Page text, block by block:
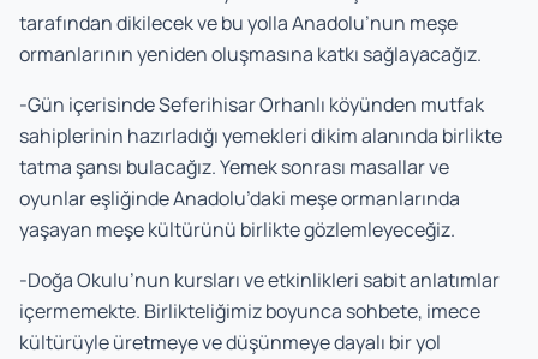
tarafından dikilecek ve bu yolla Anadolu’nun meşe
ormanlarının yeniden oluşmasına katkı sağlayacağız.
-Gün içerisinde Seferihisar Orhanlı köyünden mutfak
sahiplerinin hazırladığı yemekleri dikim alanında birlikte
tatma şansı bulacağız. Yemek sonrası masallar ve
oyunlar eşliğinde Anadolu’daki meşe ormanlarında
yaşayan meşe kültürünü birlikte gözlemleyeceğiz.
-Doğa Okulu’nun kursları ve etkinlikleri sabit anlatımlar
içermemekte. Birlikteliğimiz boyunca sohbete, imece
kültürüyle üretmeye ve düşünmeye dayalı bir yol